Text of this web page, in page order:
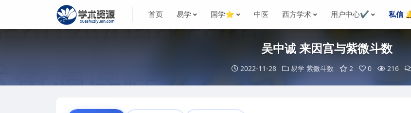
首页 易学 国学⭐ 中医 西方学术 用户中心✔️ 私信
吴中诚 来因宫与紫微斗数
2022-11-28 易学 紫微斗数 2 0 216